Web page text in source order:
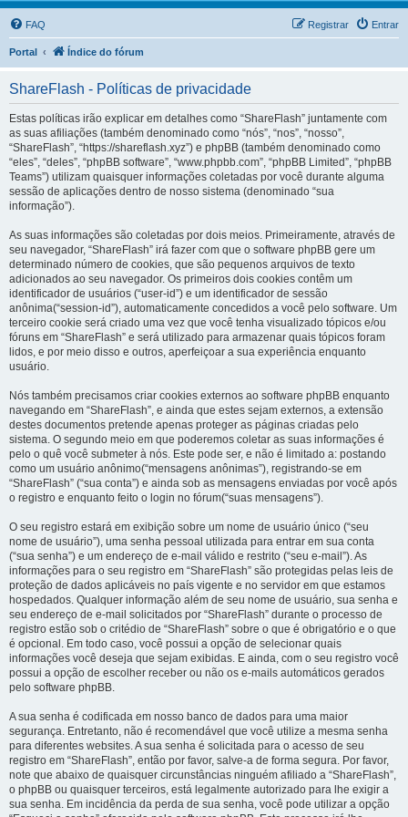
FAQ Entrar
Registrar
Portal Índice do fórum
ShareFlash - Políticas de privacidade
Estas políticas irão explicar em detalhes como “ShareFlash” juntamente com
as suas afiliações (também denominado como “nós”, “nos”, “nosso”,
“ShareFlash”, “https://shareflash.xyz”) e phpBB (também denominado como
“eles”, “deles”, “phpBB software”, “www.phpbb.com”, “phpBB Limited”, “phpBB
Teams”) utilizam quaisquer informações coletadas por você durante alguma
sessão de aplicações dentro de nosso sistema (denominado “sua
informação”).
As suas informações são coletadas por dois meios. Primeiramente, através de
seu navegador, “ShareFlash” irá fazer com que o software phpBB gere um
determinado número de cookies, que são pequenos arquivos de texto
adicionados ao seu navegador. Os primeiros dois cookies contêm um
identificador de usuários (“user-id”) e um identificador de sessão
anônima(“session-id”), automaticamente concedidos a você pelo software. Um
terceiro cookie será criado uma vez que você tenha visualizado tópicos e/ou
fóruns em “ShareFlash” e será utilizado para armazenar quais tópicos foram
lidos, e por meio disso e outros, aperfeiçoar a sua experiência enquanto
usuário.
Nós também precisamos criar cookies externos ao software phpBB enquanto
navegando em “ShareFlash”, e ainda que estes sejam externos, a extensão
destes documentos pretende apenas proteger as páginas criadas pelo
sistema. O segundo meio em que poderemos coletar as suas informações é
pelo o quê você submeter à nós. Este pode ser, e não é limitado a: postando
como um usuário anônimo(“mensagens anônimas”), registrando-se em
“ShareFlash” (“sua conta”) e ainda sob as mensagens enviadas por você após
o registro e enquanto feito o login no fórum(“suas mensagens”).
O seu registro estará em exibição sobre um nome de usuário único (“seu
nome de usuário”), uma senha pessoal utilizada para entrar em sua conta
(“sua senha”) e um endereço de e-mail válido e restrito (“seu e-mail”). As
informações para o seu registro em “ShareFlash” são protegidas pelas leis de
proteção de dados aplicáveis no país vigente e no servidor em que estamos
hospedados. Qualquer informação além de seu nome de usuário, sua senha e
seu endereço de e-mail solicitados por “ShareFlash” durante o processo de
registro estão sob o critédio de “ShareFlash” sobre o que é obrigatório e o que
é opcional. Em todo caso, você possui a opção de selecionar quais
informações você deseja que sejam exibidas. E ainda, com o seu registro você
possui a opção de escolher receber ou não os e-mails automáticos gerados
pelo software phpBB.
A sua senha é codificada em nosso banco de dados para uma maior
segurança. Entretanto, não é recomendável que você utilize a mesma senha
para diferentes websites. A sua senha é solicitada para o acesso de seu
registro em “ShareFlash”, então por favor, salve-a de forma segura. Por favor,
note que abaixo de quaisquer circunstâncias ninguém afiliado a “ShareFlash”,
o phpBB ou quaisquer terceiros, está legalmente autorizado para lhe exigir a
sua senha. Em incidência da perda de sua senha, você pode utilizar a opção